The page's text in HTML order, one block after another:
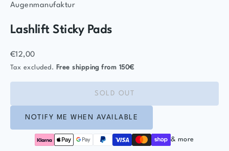
Augenmanufaktur
Lashlift Sticky Pads
Sale price
€12,00
Tax excluded. Free shippingfrom 150€
SOLD OUT
NOTIFY ME WHEN AVAILABLE
& more